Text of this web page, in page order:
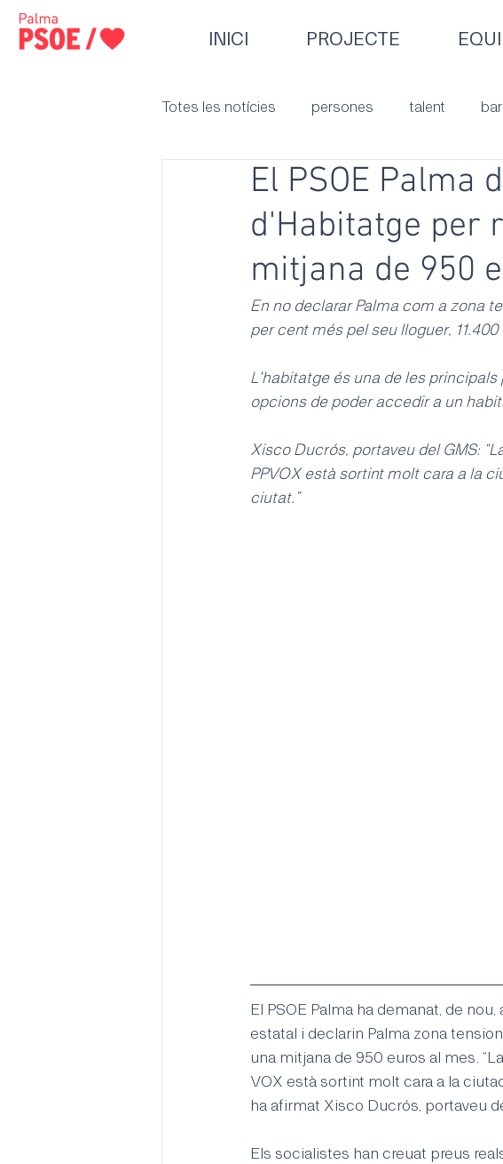
INICI PROJECTE
Totes les notícies persones talent
El PSOE Palma
d'Habitatge per
mitjana de 950
En no declarar Palma com a zona
per cent més pel seu lloguer,
L'habitatge és una de les
opcions de poder accedir a un
Xisco Ducrós, portaveu del GMS:
PPVOX està sortint molt cara a la
ciutat.”
El PSOE Palma ha demanat, de
estatal i declarin Palma zona
una mitjana de 950 euros al mes.
VOX està sortint molt cara a la
ha afirmat Xisco Ducrós, portaveu
Els socialistes han creuat preus